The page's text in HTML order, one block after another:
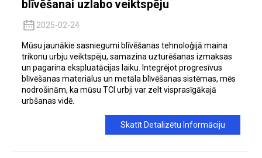
blīvēšanai uzlabo veiktspēju
2025-02-24
Mūsu jaunākie sasniegumi blīvēšanas tehnoloģijā maina
trikonu urbju veiktspēju, samazina uzturēšanas izmaksas
un pagarina ekspluatācijas laiku. Integrējot progresīvus
blīvēšanas materiālus un metāla blīvēšanas sistēmas, mēs
nodrošinām, ka mūsu TCI urbji var zelt visprasīgākajā
urbšanas vidē.
Skatīt Detalizētu Informāciju